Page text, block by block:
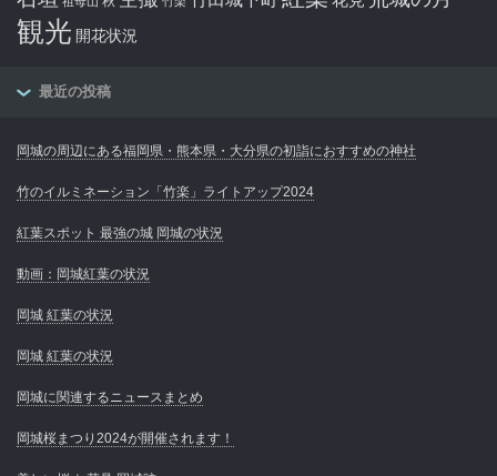
観光 開花状況
最近の投稿
岡城の周辺にある福岡県・熊本県・大分県の初詣におすすめの神社
竹のイルミネーション「竹楽」ライトアップ2024
紅葉スポット 最強の城 岡城の状況
動画：岡城紅葉の状況
岡城 紅葉の状況
岡城 紅葉の状況
岡城に関連するニュースまとめ
岡城桜まつり2024が開催されます！